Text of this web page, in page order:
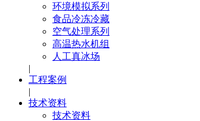
环境模拟系列
食品冷冻冷藏
空气处理系列
高温热水机组
人工真冰场
|
工程案例
|
技术资料
技术资料